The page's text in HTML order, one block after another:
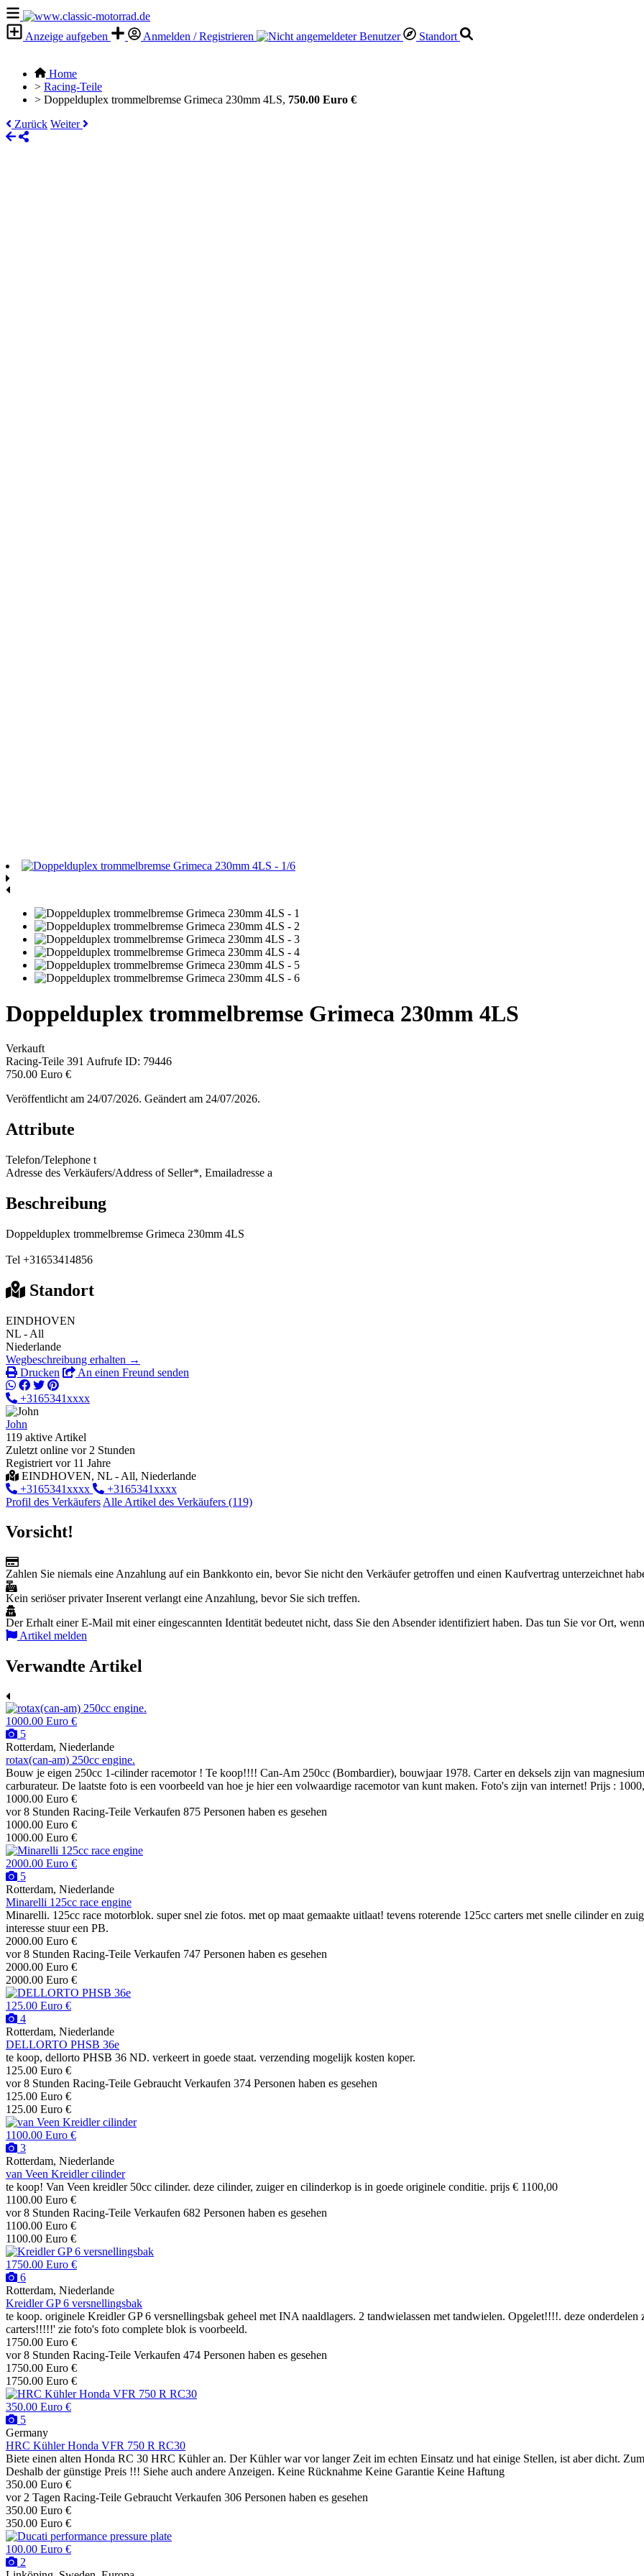
Anzeige aufgeben Anmelden / Registrieren Standort
Home
> Racing-Teile
> Doppelduplex trommelbremse Grimeca 230mm 4LS, 750.00 Euro €
Zurück Weiter
Doppelduplex trommelbremse Grimeca 230mm 4LS
Verkauft
Racing-Teile 391 Aufrufe ID: 79446
750.00 Euro €
Veröffentlicht am 24/07/2026. Geändert am 24/07/2026.
Attribute
Telefon/Telephone t
Adresse des Verkäufers/Address of Seller*, Emailadresse a
Beschreibung
Doppelduplex trommelbremse Grimeca 230mm 4LS
Tel +31653414856
Standort
EINDHOVEN
NL - All
Niederlande
Wegbeschreibung erhalten →
Drucken
An einen Freund senden
+3165341xxxx
John
119 aktive Artikel
Zuletzt online vor 2 Stunden
Registriert vor 11 Jahre
EINDHOVEN, NL - All, Niederlande
+3165341xxxx
+3165341xxxx
Profil des Verkäufers Alle Artikel des Verkäufers (119)
Vorsicht!
Zahlen Sie niemals eine Anzahlung auf ein Bankkonto ein, bevor Sie nicht den Verkäufer getroffen und einen Kaufvertrag unterzeichnet
Kein seriöser privater Inserent verlangt eine Anzahlung, bevor Sie sich treffen.
Der Erhalt einer E-Mail mit einer eingescannten Identität bedeutet nicht, dass Sie den Absender identifiziert haben. Das tun Sie vor Ort,
Artikel melden
Verwandte Artikel
1000.00 Euro €
5
Rotterdam, Niederlande
rotax(can-am) 250cc engine.
Bouw je eigen 250cc 1-cilinder racemotor ! Te koop!!!! Can-Am 250cc (Bombardier), bouwjaar 1978. Carter en deksels zijn van
carburateur. De laatste foto is een voorbeeld van hoe je hier een volwaardige racemotor van kunt maken. Foto's zijn van internet! Prijs :
1000.00 Euro €
vor 8 Stunden Racing-Teile Verkaufen 875 Personen haben es gesehen
1000.00 Euro €
1000.00 Euro €
2000.00 Euro €
5
Rotterdam, Niederlande
Minarelli 125cc race engine
Minarelli. 125cc race motorblok. super snel zie fotos. met op maat gemaakte uitlaat! tevens roterende 125cc carters met snelle cilinder en
interesse stuur een PB.
2000.00 Euro €
vor 8 Stunden Racing-Teile Verkaufen 747 Personen haben es gesehen
2000.00 Euro €
2000.00 Euro €
125.00 Euro €
4
Rotterdam, Niederlande
DELLORTO PHSB 36e
te koop, dellorto PHSB 36 ND. verkeert in goede staat. verzending mogelijk kosten koper.
125.00 Euro €
vor 8 Stunden Racing-Teile Gebraucht Verkaufen 374 Personen haben es gesehen
125.00 Euro €
125.00 Euro €
1100.00 Euro €
3
Rotterdam, Niederlande
van Veen Kreidler cilinder
te koop! Van Veen kreidler 50cc cilinder. deze cilinder, zuiger en cilinderkop is in goede originele conditie. prijs € 1100,00
1100.00 Euro €
vor 8 Stunden Racing-Teile Verkaufen 682 Personen haben es gesehen
1100.00 Euro €
1100.00 Euro €
1750.00 Euro €
6
Rotterdam, Niederlande
Kreidler GP 6 versnellingsbak
te koop. originele Kreidler GP 6 versnellingsbak geheel met INA naaldlagers. 2 tandwielassen met tandwielen. Opgelet!!!!. deze
carters!!!!!' zie foto's foto complete blok is voorbeeld.
1750.00 Euro €
vor 8 Stunden Racing-Teile Verkaufen 474 Personen haben es gesehen
1750.00 Euro €
1750.00 Euro €
350.00 Euro €
5
Germany
HRC Kühler Honda VFR 750 R RC30
Biete einen alten Honda RC 30 HRC Kühler an. Der Kühler war vor langer Zeit im echten Einsatz und hat einige Stellen, ist aber dicht.
Deshalb der günstige Preis !!! Siehe auch andere Anzeigen. Keine Rücknahme Keine Garantie Keine Haftung
350.00 Euro €
vor 2 Tagen Racing-Teile Gebraucht Verkaufen 306 Personen haben es gesehen
350.00 Euro €
350.00 Euro €
100.00 Euro €
2